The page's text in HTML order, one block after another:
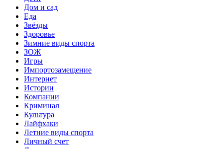
Дом и сад
Еда
Звёзды
Здоровье
Зимние виды спорта
ЗОЖ
Игры
Импортозамещение
Интернет
Истории
Компании
Криминал
Культура
Лайфхаки
Летние виды спорта
Личный счет